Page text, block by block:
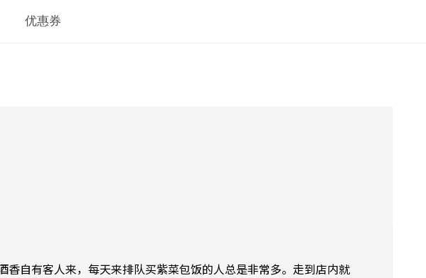
优惠券
自有客人来，每天来排队买紫菜包饭的人总是非常多。走到店内就